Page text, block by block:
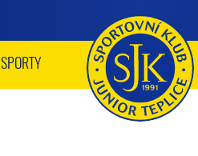
SPORTY